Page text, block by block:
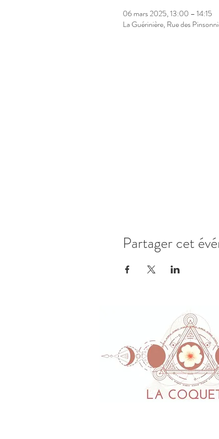
06 mars 2025, 13:00 – 14:15
La Guérinière, Rue des
Partager cet